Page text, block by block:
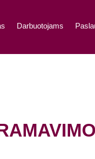
Darbuotojams